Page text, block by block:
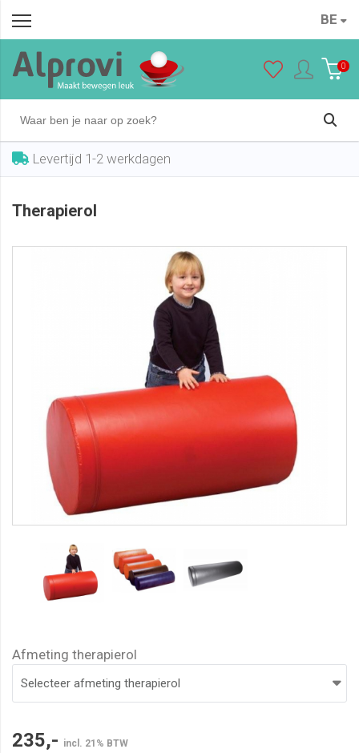
BE
0
Levertijd 1-2 werkdagen
Therapierol
Afmeting therapierol
235,- incl. 21% BTW
€ 235,00